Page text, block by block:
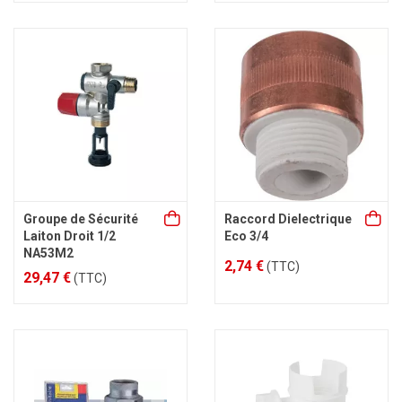
Groupe de Sécurité
Laiton Droit 1/2
NA53M2
29,47 €(TTC)
Raccord Dielectrique
Eco 3/4
2,74 €(TTC)